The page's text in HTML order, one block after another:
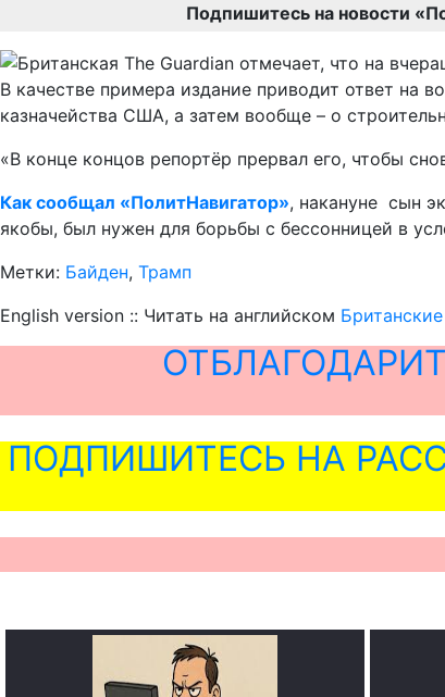
Подпишитесь на новости
В качестве примера издание приводит ответ на
казначейства США, а затем вообще – о
«В конце концов репортёр прервал его, чтобы
Как сообщал «ПолитНавигатор», накануне сын
якобы, был нужен для борьбы с бессонницей в
Метки: Байден, Трамп
English version :: Читать на английском
ПОДПИШИТЕСЬ НА